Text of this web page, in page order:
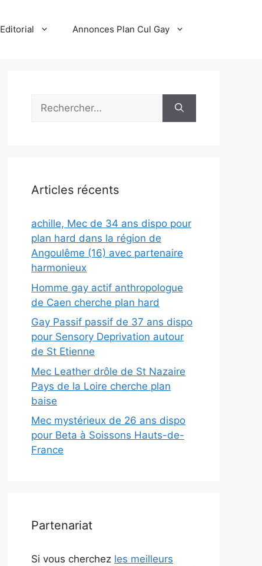
Editorial Annonces Plan Cul Gay
Rechercher :
Articles récents
achille, Mec de 34 ans dispo pour
plan hard dans la région de
Angoulême (16) avec partenaire
harmonieux
Homme gay actif anthropologue
de Caen cherche plan hard
Gay Passif passif de 37 ans dispo
pour Sensory Deprivation autour
de St Etienne
Mec Leather drôle de St Nazaire
Pays de la Loire cherche plan
baise
Mec mystérieux de 26 ans dispo
pour Beta à Soissons Hauts-de-
France
Partenariat
Si vous cherchez les meilleurs